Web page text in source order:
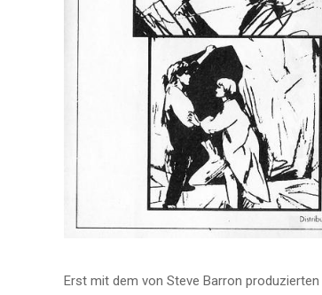
Erst mit dem von Steve Barron produzierten